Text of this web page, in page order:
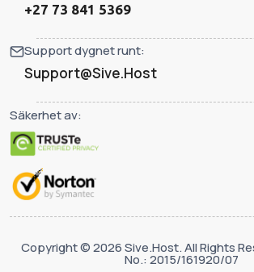
+27 73 841 5369
Support dygnet runt:
Support@Sive.Host
Säkerhet av:
Copyright © 2026 Sive.Host. All Rights
No.: 2015/161920/07